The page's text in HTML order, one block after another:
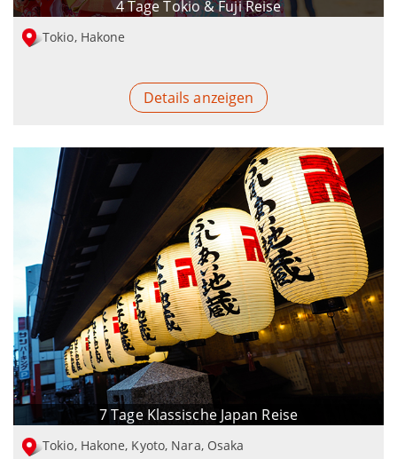
4 Tage Tokio & Fuji Reise
Tokio, Hakone
Details anzeigen
7 Tage Klassische Japan Reise
Tokio, Hakone, Kyoto, Nara, Osaka